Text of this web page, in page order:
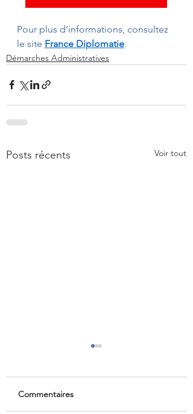
Pour plus d’informations, consultez
le site France Diplomatie.
Démarches Administratives
Posts récents Voir tout
Commentaires